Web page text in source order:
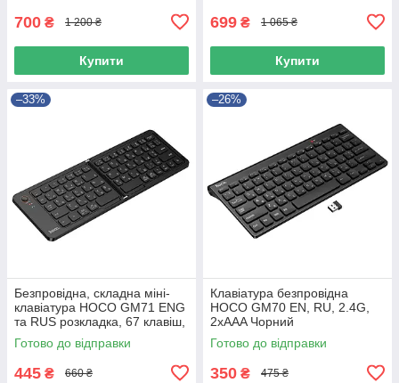
700 ₴ 1 200 ₴
Купити
699 ₴ 1 065 ₴
Купити
–33%
Безпровідна, складна міні-
клавіатура HOCO GM71 ENG
та RUS розкладка, 67 клавіш,
180mAh Чорний
Готово до відправки
445 ₴ 660 ₴
–26%
Клавіатура безпровідна
HOCO GM70 EN, RU, 2.4G,
2xAAA Чорний
Готово до відправки
350 ₴ 475 ₴